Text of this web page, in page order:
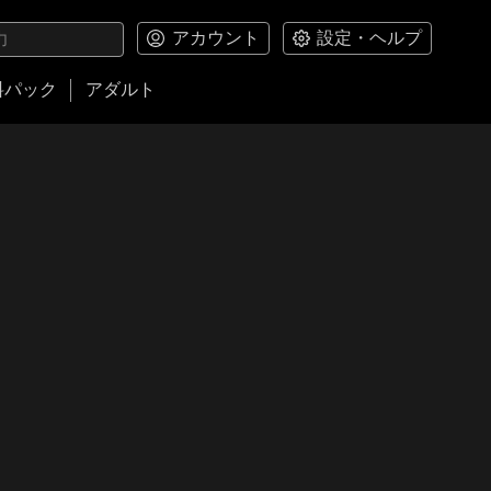
アカウント 設定・ヘルプ
ック アダルト